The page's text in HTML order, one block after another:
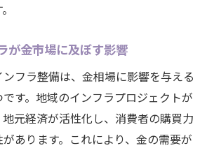
が金市場に及ぼす影響
フラ整備は、金相場に影響を与える
す。地域のインフラプロジェクトが
元経済が活性化し、消費者の購買力
あります。これにより、金の需要が